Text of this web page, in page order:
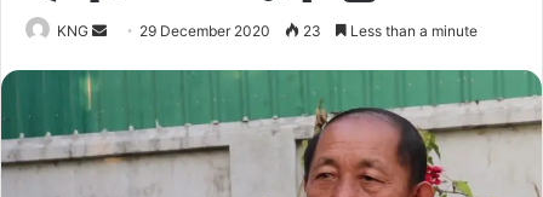
KNG
Send 29 December 2020 23 Less than a minute